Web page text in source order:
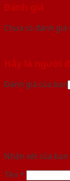
Đánh giá
Chưa có đánh giá
Hãy là người
Đánh giá của bạn
Nhận xét của bạn
Tên *